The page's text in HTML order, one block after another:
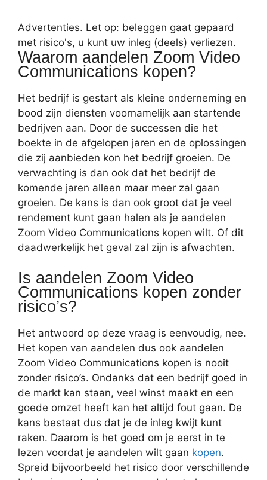
Advertenties. Let op: beleggen gaat gepaard
met risico's, u kunt uw inleg (deels) verliezen.
Waarom aandelen Zoom Video
Communications kopen?
Het bedrijf is gestart als kleine onderneming en
bood zijn diensten voornamelijk aan startende
bedrijven aan. Door de successen die het
boekte in de afgelopen jaren en de oplossingen
die zij aanbieden kon het bedrijf groeien. De
verwachting is dan ook dat het bedrijf de
komende jaren alleen maar meer zal gaan
groeien. De kans is dan ook groot dat je veel
rendement kunt gaan halen als je aandelen
Zoom Video Communications kopen wilt. Of dit
daadwerkelijk het geval zal zijn is afwachten.
Is aandelen Zoom Video
Communications kopen zonder
risico’s?
Het antwoord op deze vraag is eenvoudig, nee.
Het kopen van aandelen dus ook aandelen
Zoom Video Communications kopen is nooit
zonder risico’s. Ondanks dat een bedrijf goed in
de markt kan staan, veel winst maakt en een
goede omzet heeft kan het altijd fout gaan. De
kans bestaat dus dat je de inleg kwijt kunt
raken. Daarom is het goed om je eerst in te
lezen voordat je aandelen wilt gaan kopen.
Spreid bijvoorbeeld het risico door verschillende